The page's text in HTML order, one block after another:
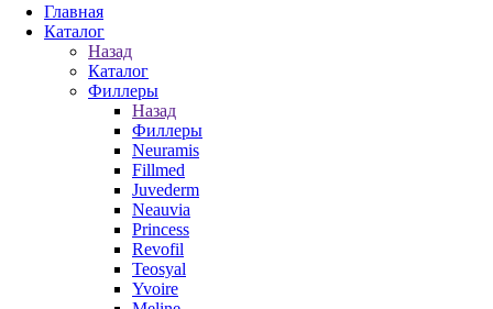
Главная
Каталог
Назад
Каталог
Филлеры
Назад
Филлеры
Neuramis
Fillmed
Juvederm
Neauvia
Princess
Revofil
Teosyal
Yvoire